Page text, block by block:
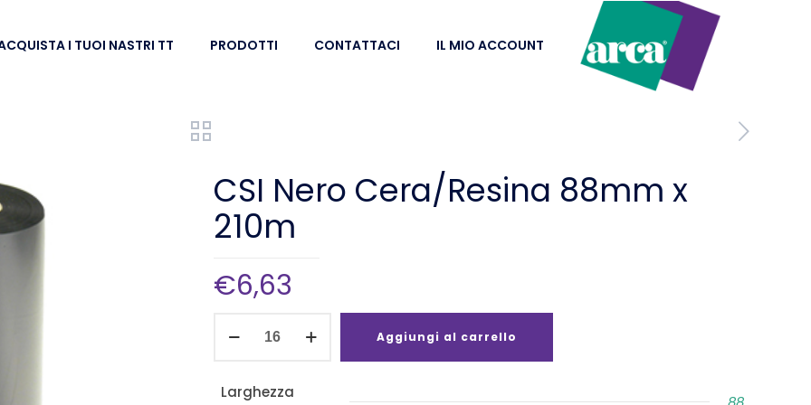
I TUOI NASTRI TT PRODOTTI CONTATTACI IL MIO ACCOUNT
CSI Nero Cera/Resina 88mm x
210m
€6,63
88mm
Aggiungi al carrello
Larghezza